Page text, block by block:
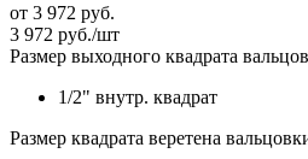
от 3 972 руб.
3 972 руб./шт
Размер выходного квадрата
1/2" внутр. квадрат
Размер квадрата веретена